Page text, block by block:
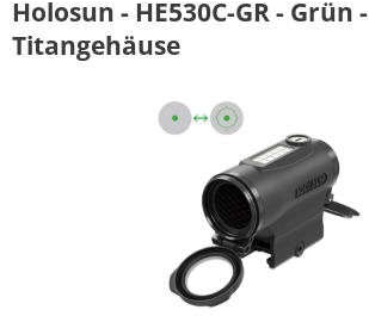
Holosun - HE530C-GR - Grün -
Titangehäuse